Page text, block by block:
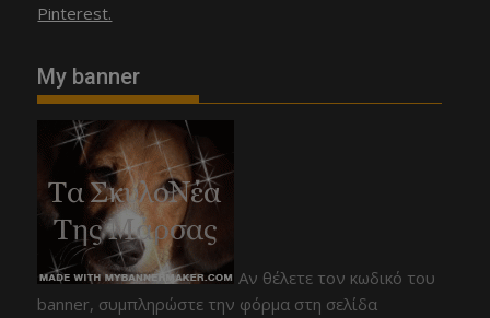
Pinterest.
My banner
Αν θέλετε τον κωδικό του
banner, συμπληρώστε την φόρμα στη σελίδα